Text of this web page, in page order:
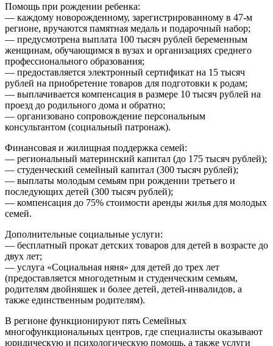
Помощь при рождении ребенка:
— каждому новорожденному, зарегистрированному в 47-м
регионе, вручаются памятная медаль и подарочный набор;
— предусмотрена выплата 100 тысяч рублей беременным
женщинам, обучающимся в вузах и организациях среднего
профессионального образования;
— предоставляется электронный сертификат на 15 тысяч
рублей на приобретение товаров для подготовки к родам;
— выплачивается компенсация в размере 10 тысяч рублей на
проезд до родильного дома и обратно;
— организовано сопровождение персональным
консультантом (социальный патронаж).
Финансовая и жилищная поддержка семей:
— региональный материнский капитал (до 175 тысяч рублей);
— студенческий семейный капитал (300 тысяч рублей);
— выплаты молодым семьям при рождении третьего и
последующих детей (300 тысяч рублей);
— компенсация до 75% стоимости аренды жилья для молодых
семей.
Дополнительные социальные услуги:
— бесплатный прокат детских товаров для детей в возрасте до
двух лет;
— услуга «Социальная няня» для детей до трех лет
(предоставляется многодетным и студенческим семьям,
родителям двойняшек и более детей, детей-инвалидов, а
также единственным родителям).
В регионе функционируют пять Семейных
многофункциональных центров, где специалисты оказывают
юридическую и психологическую помощь, а также услуги